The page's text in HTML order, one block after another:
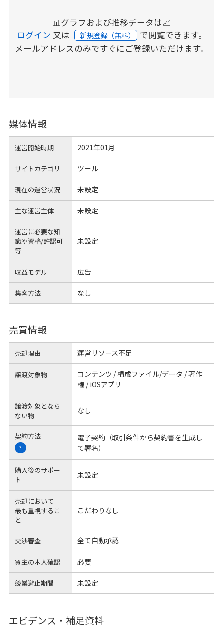
📊グラフおよび推移データは📈
ログイン 又は 新規登録（無料） で閲覧できます。
メールアドレスのみですぐにご登録いただけます。
媒体情報
運営開始時期 2021年01月
サイトカテゴリ ツール
現在の運営状況 未設定
主な運営主体 未設定
運営に必要な知
識や資格/許認可
等
未設定
収益モデル 広告
集客方法 なし
売買情報
売却理由 運営リソース不足
譲渡対象物
コンテンツ / 構成ファイル/データ / 著作
権 / iOSアプリ
譲渡対象となら
ない物
なし
契約方法
?
電子契約（取引条件から契約書を生成し
て署名）
購入後のサポー
ト
未設定
売却において
最も重視するこ
と
こだわりなし
交渉審査 全て自動承認
買主の本人確認 必要
競業避止期間 未設定
エビデンス・補足資料